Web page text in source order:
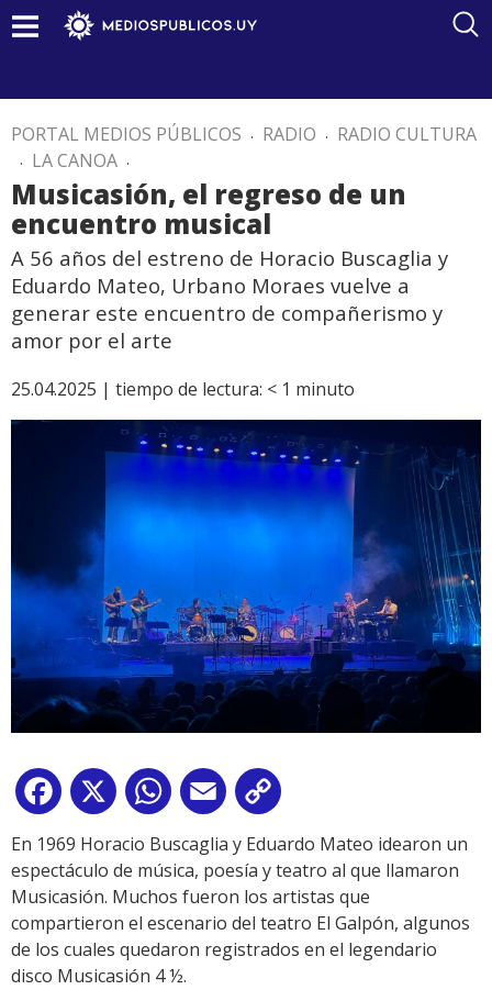
PORTAL MEDIOS PÚBLICOS . RADIO . RADIO CULTURA
. LA CANOA .
Musicasión, el regreso de un
encuentro musical
A 56 años del estreno de Horacio Buscaglia y
Eduardo Mateo, Urbano Moraes vuelve a
generar este encuentro de compañerismo y
amor por el arte
25.04.2025 | tiempo de lectura: < 1 minuto
Facebook
X WhatsApp
Email
Link
En 1969 Horacio Buscaglia y Eduardo Mateo idearon un
espectáculo de música, poesía y teatro al que llamaron
Musicasión. Muchos fueron los artistas que
compartieron el escenario del teatro El Galpón, algunos
de los cuales quedaron registrados en el legendario
disco Musicasión 4 ½.